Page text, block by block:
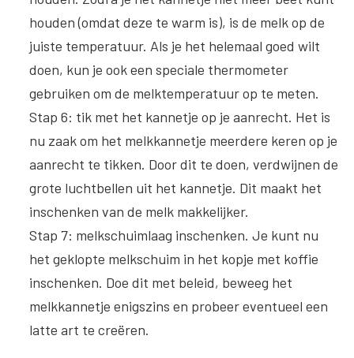
houden (omdat deze te warm is), is de melk op de
juiste temperatuur. Als je het helemaal goed wilt
doen, kun je ook een speciale thermometer
gebruiken om de melktemperatuur op te meten.
Stap 6: tik met het kannetje op je aanrecht. Het is
nu zaak om het melkkannetje meerdere keren op je
aanrecht te tikken. Door dit te doen, verdwijnen de
grote luchtbellen uit het kannetje. Dit maakt het
inschenken van de melk makkelijker.
Stap 7: melkschuimlaag inschenken. Je kunt nu
het geklopte melkschuim in het kopje met koffie
inschenken. Doe dit met beleid, beweeg het
melkkannetje enigszins en probeer eventueel een
latte art te creëren.